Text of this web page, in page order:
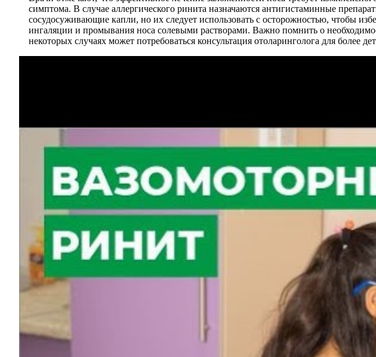
симптома. В случае аллергического ринита назначаются антигистаминные
сосудосуживающие капли, но их следует использовать с осторожностью, чтобы
ингаляции и промывания носа солевыми растворами. Важно помнить о
некоторых случаях может потребоваться консультация отоларинголога для более